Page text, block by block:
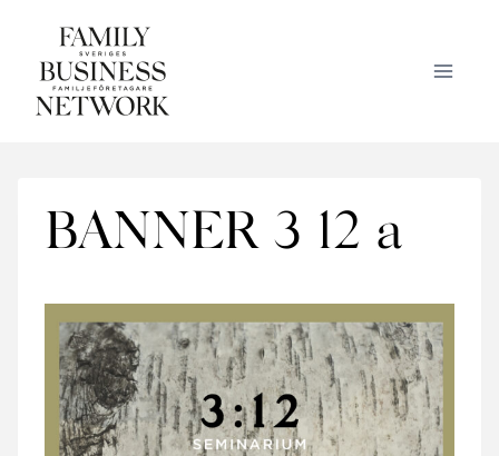
content
BANNER 3 12 a